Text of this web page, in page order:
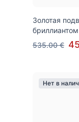
Золотая
бриллиантом
535.00 €
Нет в